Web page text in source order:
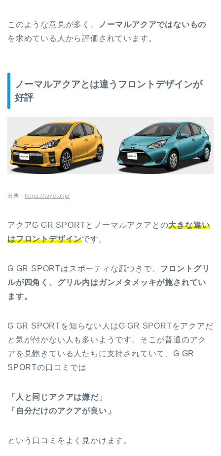
このような意見が多く、
ノーマルアクアではないもの
を求めている人から評価されています。
ノーマルアクアとは違うフロントデザインが
好評
出典：https://toyota.jp/
アクアG GR SPORTとノーマルアクアとの大きな違い
はフロントデザインです。
G GR SPORTはスポーティな顔つきで、 フロントグリ
ルが四角く、グリル内はガンメタメッキが施されてい
ます。
G GR SPORTを知らない人はG GR SPORTをアクアだ
と気が付かない人も多いようです。そこが普通のアク
アを見飽きている人たちに支持されていて、G GR
SPORTの口コミでは
「人と同じアクアは嫌だ」
「自分だけのアクアが良い」
という口コミをよく見かけます。